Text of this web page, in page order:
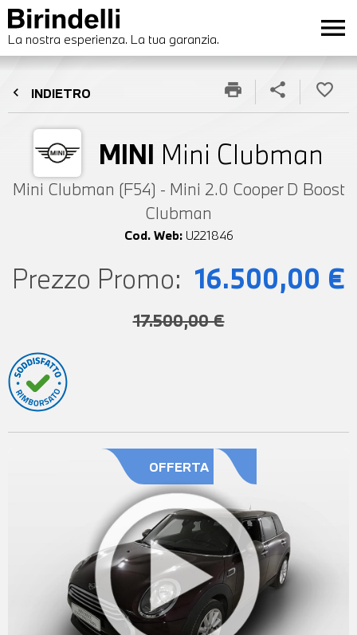
La nostra esperienza. La tua garanzia. menu
chevron_left INDIETRO
MINI Mini Clubman
Mini Clubman (F54) - Mini 2.0 Cooper D Boost
Clubman
Cod. Web: U221846
print share favorite_border
Prezzo Promo: 16.500,00 €
17.500,00 €
OFFERTA